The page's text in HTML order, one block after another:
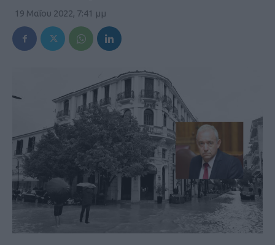
19 Μαΐου 2022, 7:41 μμ